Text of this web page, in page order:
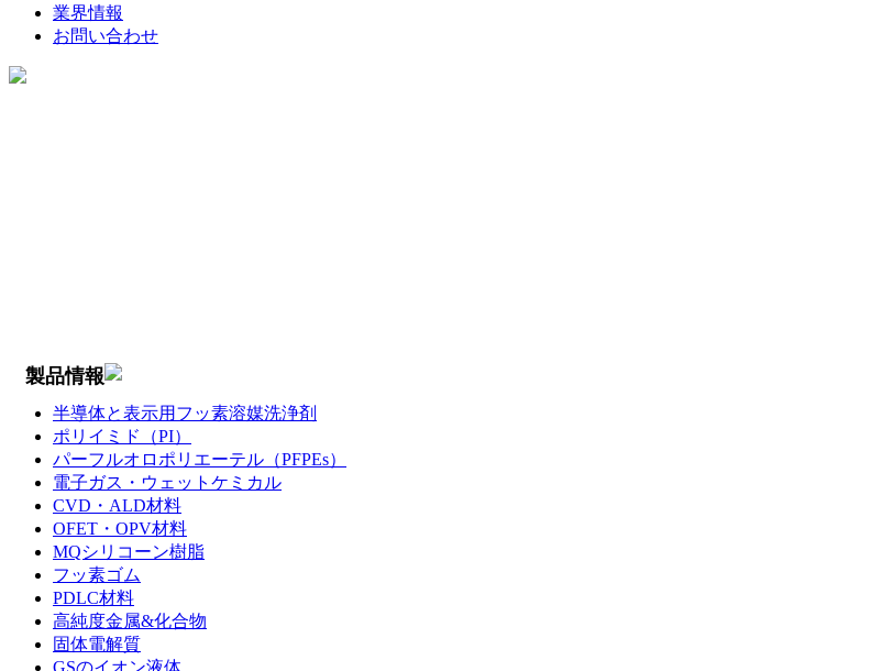
業界情報
お問い合わせ
製品情報
半導体と表示用フッ素溶媒洗浄剤
ポリイミド（PI）
パーフルオロポリエーテル（PFPEs）
電子ガス・ウェットケミカル
CVD・ALD材料
OFET・OPV材料
MQシリコーン樹脂
フッ素ゴム
PDLC材料
高純度金属&化合物
固体電解質
GSのイオン液体